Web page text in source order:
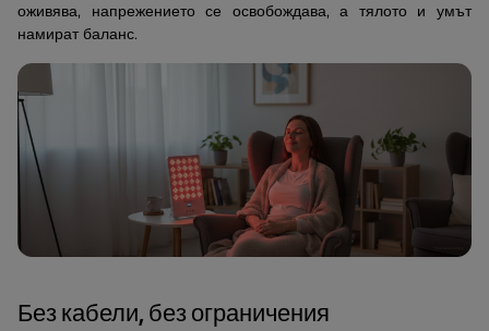
оживява, напрежението се освобождава, а тялото и умът
намират баланс.
Без кабели, без ограничения